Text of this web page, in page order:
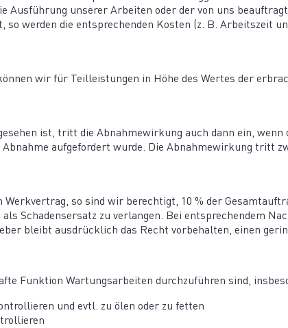
Ausführung unserer Arbeiten oder der von uns
werden die entspre­chenden Kosten (z. B. Arbeitszeit
wir für Teilleis­tungen in Höhe des Wertes der
ist, tritt die Abnah­me­wirkung auch dann ein,
aufge­fordert wurde. Die Abnah­me­wirkung tritt
Werkvertrag, so sind wir berechtigt, 10 % der
Schadens­ersatz zu verlangen. Bei entspre­chendem
bleibt ausdrücklich das Recht vorbe­halten, einen
Funktion Wartungs­ar­beiten durch­zu­führen sind,
und evtl. zu ölen oder zu fetten